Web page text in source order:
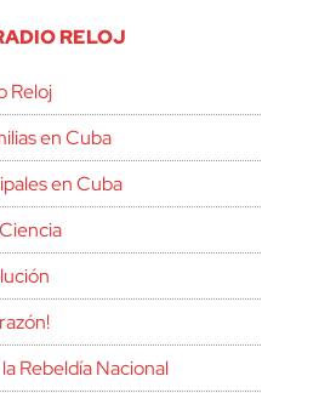
RELOJ
Reloj
en Cuba
en Cuba
Rebeldía Nacional